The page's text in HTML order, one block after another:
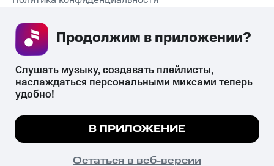
СКАЧАТЬ ПРИЛОЖЕНИЕ
психотропных веществ, их аналогов причиняет вред здоровью,
их незаконный оборот запрещён и влечёт установленную
законодательством ответственность.
© 2026 ООО «КИОН».
Мы используем куки, чтобы на сайте все
Подробнее
ПОНЯТНО
Слушать музыку, создавать плейлисты,
наслаждаться персональными миксами теперь
удобно!
В ПРИЛОЖЕНИЕ
Остаться в веб-версии